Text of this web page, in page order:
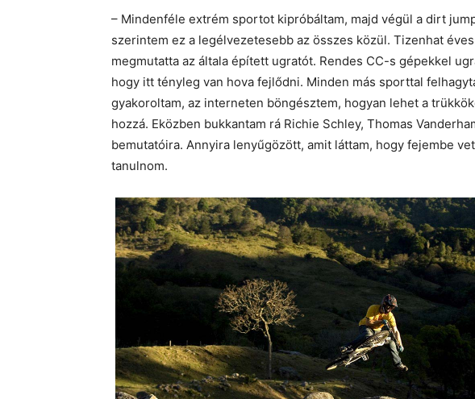
– Mindenféle extrém sportot kipróbáltam, majd végül a dirt
szerintem ez a legélvezetesebb az összes közül. Tizenhat
megmutatta az általa épített ugratót. Rendes CC-s gépekkel
hogy itt tényleg van hova fejlődni. Minden más sporttal
gyakoroltam, az interneten böngésztem, hogyan lehet a
hozzá. Eközben bukkantam rá Richie Schley, Thomas
bemutatóira. Annyira lenyűgözött, amit láttam, hogy fejembe
tanulnom.